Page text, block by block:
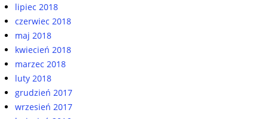
lipiec 2018
czerwiec 2018
maj 2018
kwiecień 2018
marzec 2018
luty 2018
grudzień 2017
wrzesień 2017